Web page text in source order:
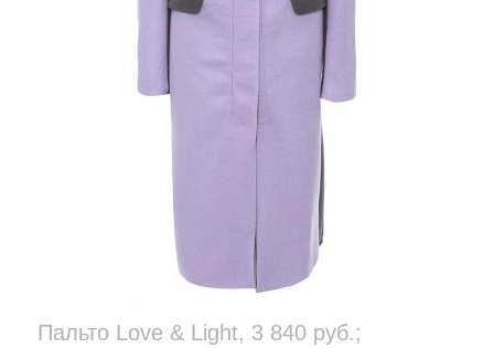
Пальто Love & Light, 3 840 руб.;